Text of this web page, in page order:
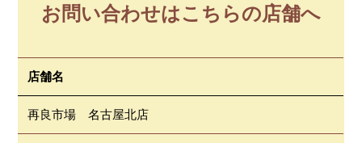
お問い合わせはこちらの店舗へ
店舗名
再良市場 名古屋北店